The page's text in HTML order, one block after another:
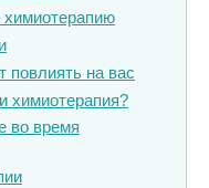
химиотерапию
повлиять на вас
химиотерапия?
во время